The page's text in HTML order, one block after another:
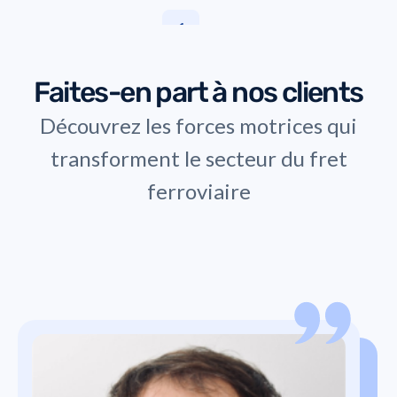
1
Faites-en part à nos clients
Découvrez les forces motrices qui
transforment le secteur du fret
ferroviaire